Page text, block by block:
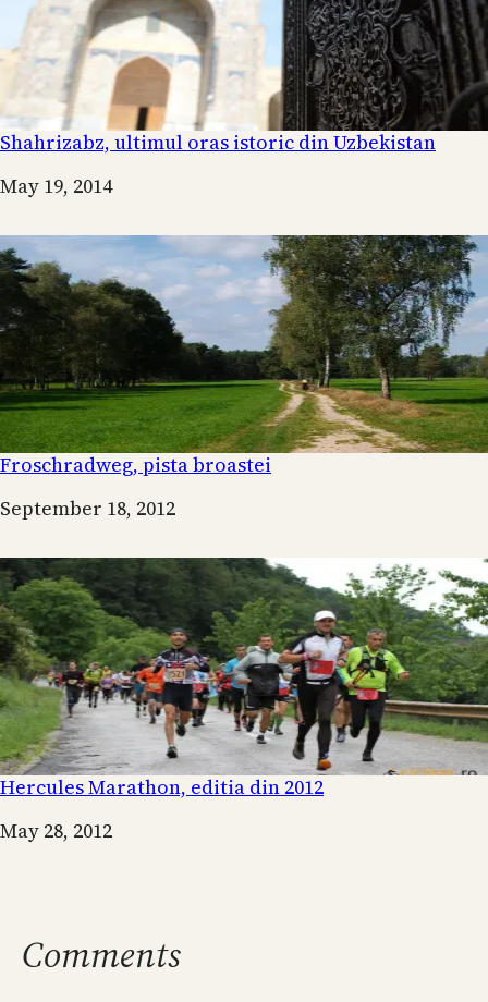
Shahrizabz, ultimul oras istoric din Uzbekistan
Date
May 19, 2014
Froschradweg, pista broastei
Date
September 18, 2012
Hercules Marathon, editia din 2012
Date
May 28, 2012
Comments